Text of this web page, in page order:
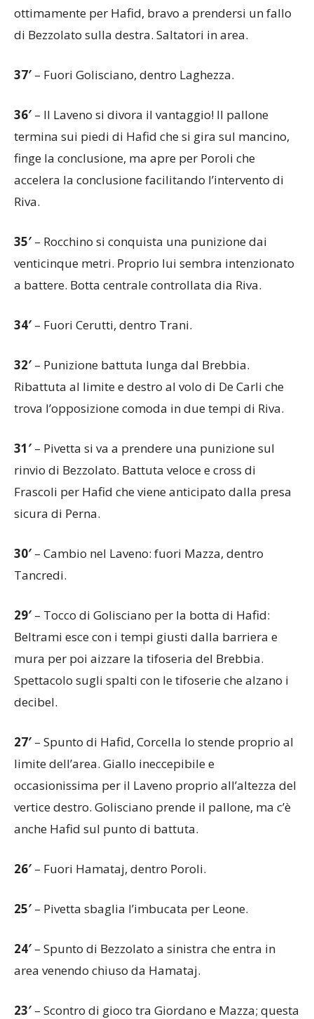
ottimamente per Hafid, bravo a prendersi un fallo
di Bezzolato sulla destra. Saltatori in area.
37′ – Fuori Golisciano, dentro Laghezza.
36′ – Il Laveno si divora il vantaggio! Il pallone
termina sui piedi di Hafid che si gira sul mancino,
finge la conclusione, ma apre per Poroli che
accelera la conclusione facilitando l’intervento di
Riva.
35′ – Rocchino si conquista una punizione dai
venticinque metri. Proprio lui sembra intenzionato
a battere. Botta centrale controllata dia Riva.
34′ – Fuori Cerutti, dentro Trani.
32′ – Punizione battuta lunga dal Brebbia.
Ribattuta al limite e destro al volo di De Carli che
trova l’opposizione comoda in due tempi di Riva.
31′ – Pivetta si va a prendere una punizione sul
rinvio di Bezzolato. Battuta veloce e cross di
Frascoli per Hafid che viene anticipato dalla presa
sicura di Perna.
30′ – Cambio nel Laveno: fuori Mazza, dentro
Tancredi.
29′ – Tocco di Golisciano per la botta di Hafid:
Beltrami esce con i tempi giusti dalla barriera e
mura per poi aizzare la tifoseria del Brebbia.
Spettacolo sugli spalti con le tifoserie che alzano i
decibel.
27′ – Spunto di Hafid, Corcella lo stende proprio al
limite dell’area. Giallo ineccepibile e
occasionissima per il Laveno proprio all’altezza del
vertice destro. Golisciano prende il pallone, ma c’è
anche Hafid sul punto di battuta.
26′ – Fuori Hamataj, dentro Poroli.
25′ – Pivetta sbaglia l’imbucata per Leone.
24′ – Spunto di Bezzolato a sinistra che entra in
area venendo chiuso da Hamataj.
23′ – Scontro di gioco tra Giordano e Mazza; questa